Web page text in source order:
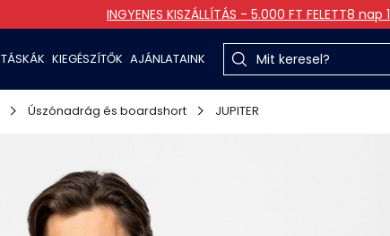
INGYENES KISZÁLLÍTÁS - 5.000 FT FELETT8 nap
TÁSKÁK KIEGÉSZÍTŐK AJÁNLATAINK
Úszónadrág és boardshort JUPITER